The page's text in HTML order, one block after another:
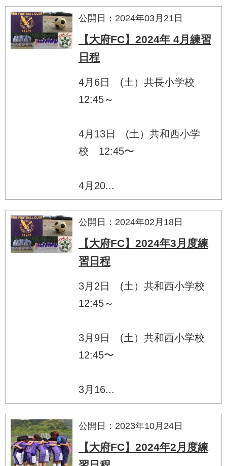
公開日：2024年03月21日
【大府FC】2024年 4月練習
日程
4月6日 (土）共長小学校
12:45～
4月13日 (土）共和西小学
校 12:45〜
4月20...
公開日：2024年02月18日
【大府FC】2024年3月度練
習日程
3月2日 (土）共和西小学校
12:45～
3月9日 (土）共和西小学校
12:45〜
3月16...
公開日：2023年10月24日
【大府FC】2024年2月度練